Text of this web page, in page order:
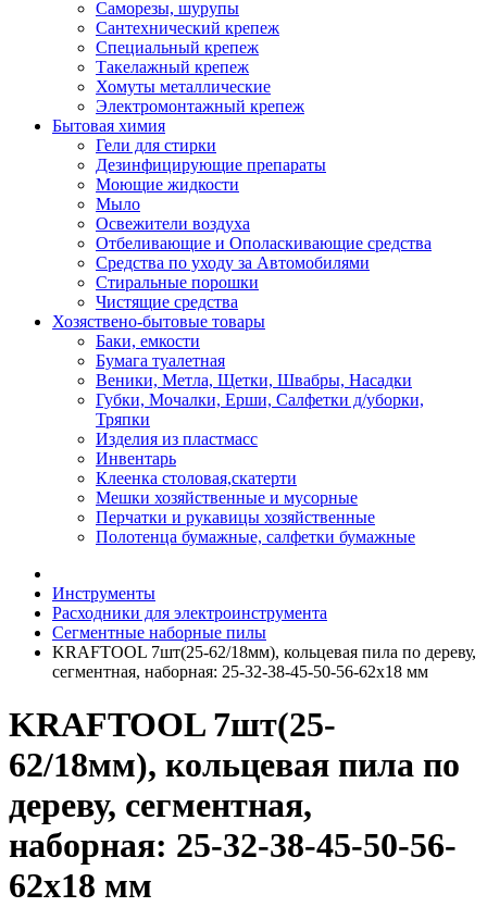
Саморезы, шурупы
Сантехнический крепеж
Специальный крепеж
Такелажный крепеж
Хомуты металлические
Электромонтажный крепеж
Бытовая химия
Гели для стирки
Дезинфицирующие препараты
Моющие жидкости
Мыло
Освежители воздуха
Отбеливающие и Ополаскивающие средства
Средства по уходу за Автомобилями
Стиральные порошки
Чистящие средства
Хозяствено-бытовые товары
Баки, емкости
Бумага туалетная
Веники, Метла, Щетки, Швабры, Насадки
Губки, Мочалки, Ерши, Салфетки д/уборки,
Тряпки
Изделия из пластмасс
Инвентарь
Клеенка столовая,скатерти
Мешки хозяйственные и мусорные
Перчатки и рукавицы хозяйственные
Полотенца бумажные, салфетки бумажные
Инструменты
Расходники для электроинструмента
Сегментные наборные пилы
KRAFTOOL 7шт(25-62/18мм), кольцевая пила по дереву,
сегментная, наборная: 25-32-38-45-50-56-62х18 мм
KRAFTOOL 7шт(25-
62/18мм), кольцевая пила по
дереву, сегментная,
наборная: 25-32-38-45-50-56-
62х18 мм